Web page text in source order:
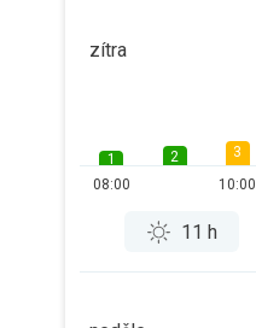
zítra
1
08:00
2
3
10:00
11 h